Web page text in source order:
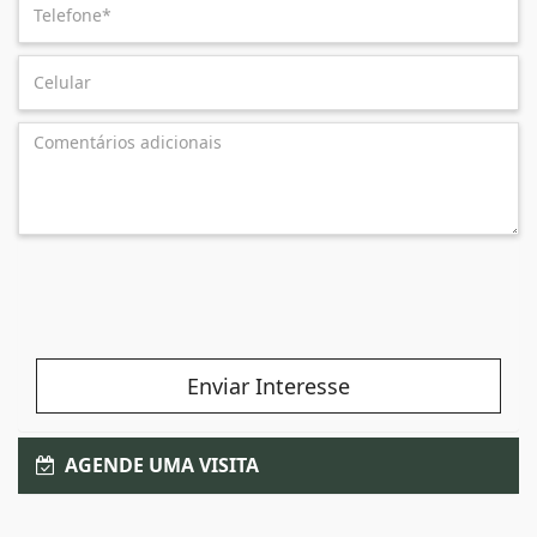
Enviar Interesse
AGENDE UMA VISITA